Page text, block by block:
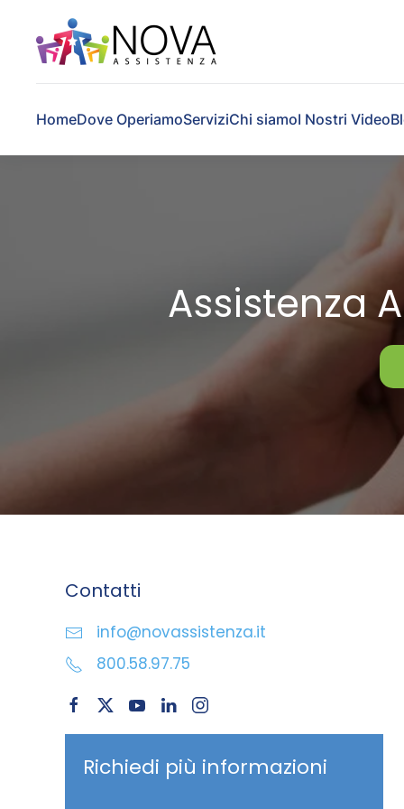
Skip to main content
HomeDove OperiamoServiziChi siamoI Nostri Video
Assistenza
Contatti
info@novassistenza.it
800.58.97.75
Richiedi più informazioni